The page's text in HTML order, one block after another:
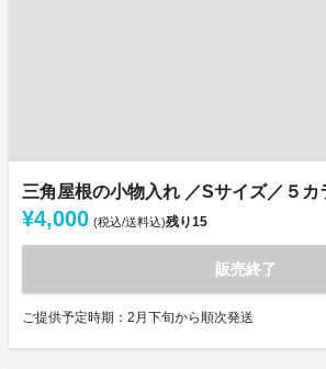
三角屋根の小物入れ ／Sサイズ／５カ
¥4,000 (税込/送料込)残り15
販売終了
ご提供予定時期：2月下旬から順次発送